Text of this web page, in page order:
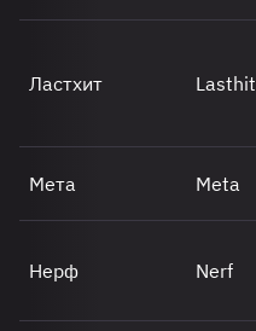
Ластхит Lasthit
Мета Meta
Нерф Nerf